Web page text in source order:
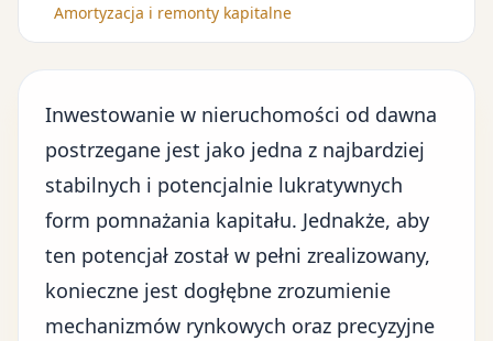
Amortyzacja i remonty kapitalne
Inwestowanie w nieruchomości od dawna
postrzegane jest jako jedna z najbardziej
stabilnych i potencjalnie lukratywnych
form pomnażania kapitału. Jednakże, aby
ten potencjał został w pełni zrealizowany,
konieczne jest dogłębne zrozumienie
mechanizmów rynkowych oraz precyzyjne